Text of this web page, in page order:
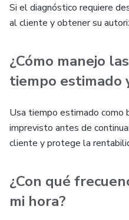
Si el diagnóstico requiere
al cliente y obtener su
¿Cómo manejo
tiempo estimado
Usa tiempo estimado como
imprevisto antes de
cliente y protege la
¿Con qué
mi hora?